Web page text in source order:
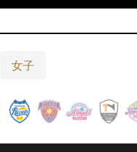
女子